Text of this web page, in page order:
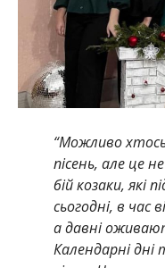
“Можливо
пісень, але це
бій козаки, які
сьогодні, в час
а давні
Календарні